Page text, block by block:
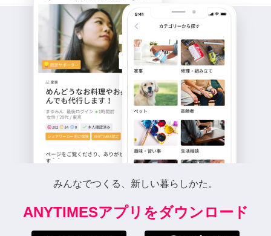
みんなでつくる、新しい暮らしかた。
ANYTIMESアプリをダウンロード